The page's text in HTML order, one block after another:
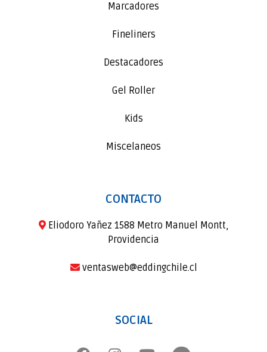
Marcadores
Fineliners
Destacadores
Gel Roller
Kids
Miscelaneos
CONTACTO
Eliodoro Yañez 1588 Metro Manuel Montt,
Providencia
ventasweb@eddingchile.cl
SOCIAL